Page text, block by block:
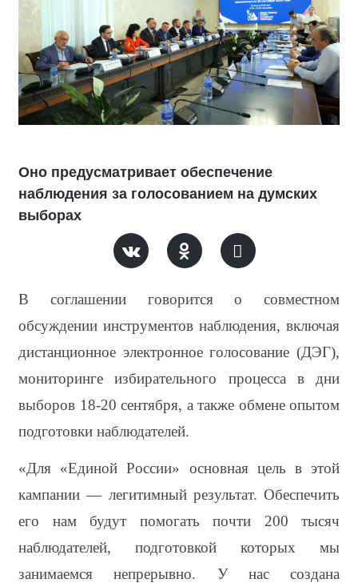
Оно предусматривает обеспечение
наблюдения за голосованием на думских
выборах
В соглашении говорится о совместном
обсуждении инструментов наблюдения, включая
дистанционное электронное голосование (ДЭГ),
мониторинге избирательного процесса в дни
выборов 18-20 сентября, а также обмене опытом
подготовки наблюдателей.
«Для «Единой России» основная цель в этой
кампании — легитимный результат. Обеспечить
его нам будут помогать почти 200 тысяч
наблюдателей, подготовкой которых мы
занимаемся непрерывно. У нас создана